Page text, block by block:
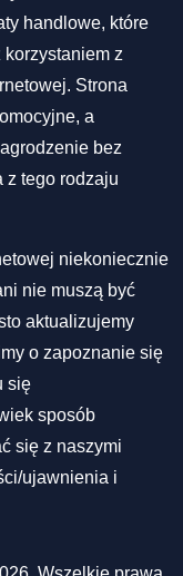
handlowe, które
z
Strona
a
bez
z tego rodzaju
niekoniecznie
nie muszą być
aktualizujemy
o zapoznanie się
się
sposób
się z naszymi
ujawnienia i